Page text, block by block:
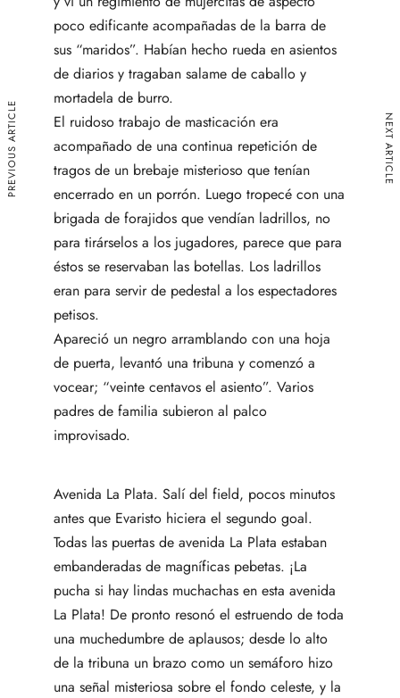
poco edificante acompañadas de la barra de
sus “maridos”. Habían hecho rueda en asientos
de diarios y tragaban salame de caballo y
mortadela de burro.
El ruidoso trabajo de masticación era
acompañado de una continua repetición de
tragos de un brebaje misterioso que tenían
encerrado en un porrón. Luego tropecé con una
brigada de forajidos que vendían ladrillos, no
para tirárselos a los jugadores, parece que para
éstos se reservaban las botellas. Los ladrillos
eran para servir de pedestal a los espectadores
petisos.
Apareció un negro arramblando con una hoja
de puerta, levantó una tribuna y comenzó a
vocear; “veinte centavos el asiento”. Varios
padres de familia subieron al palco
improvisado.
Avenida La Plata. Salí del field, pocos minutos
antes que Evaristo hiciera el segundo goal.
Todas las puertas de avenida La Plata estaban
embanderadas de magníficas pebetas. ¡La
pucha si hay lindas muchachas en esta avenida
La Plata! De pronto resonó el estruendo de toda
una muchedumbre de aplausos; desde lo alto
de la tribuna un brazo como un semáforo hizo
una señal misteriosa sobre el fondo celeste, y la
PREVIOUS ARTICLE NEXT ARTICLE